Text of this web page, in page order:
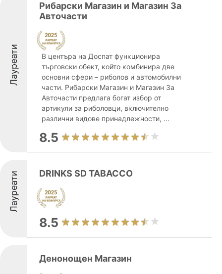
Лауреати
Рибарски Магазин и Магазин За
Авточасти
В центъра на Доспат функционира
търговски обект, който комбинира две
основни сфери – риболов и автомобилни
части. Рибарски Магазин и Магазин За
Авточасти предлага богат избор от
артикули за риболовци, включително
различни видове принадлежности, ...
8.5
Лауреати DRINKS SD TABACCO
8.5
Денонощен Магазин